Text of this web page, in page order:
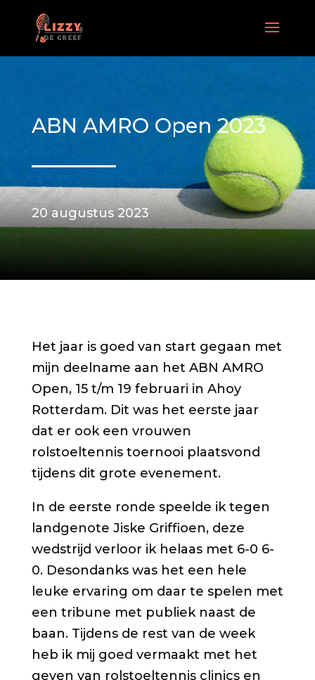
ABN AMRO Open 2023
20 augustus 2023
Het jaar is goed van start gegaan met
mijn deelname aan het ABN AMRO
Open, 15 t/m 19 februari in Ahoy
Rotterdam. Dit was het eerste jaar
dat er ook een vrouwen
rolstoeltennis toernooi plaatsvond
tijdens dit grote evenement.
In de eerste ronde speelde ik tegen
landgenote Jiske Griffioen, deze
wedstrijd verloor ik helaas met 6-0 6-
0. Desondanks was het een hele
leuke ervaring om daar te spelen met
een tribune met publiek naast de
baan. Tijdens de rest van de week
heb ik mij goed vermaakt met het
geven van rolstoeltennis clinics en